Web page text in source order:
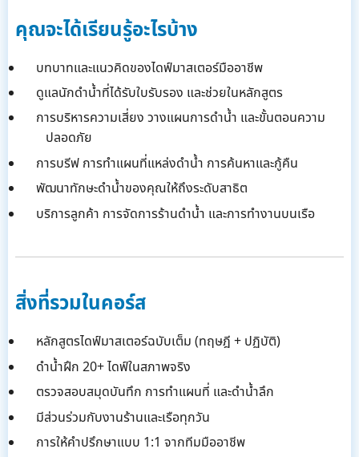
คุณจะได้เรียนรู้อะไรบ้าง
บทบาทและแนวคิดของไดฟ์มาสเตอร์มืออาชีพ
ดูแลนักดำน้ำที่ได้รับใบรับรอง และช่วยในหลักสูตร
การบริหารความเสี่ยง วางแผนการดำน้ำ และขั้นตอนความ
ปลอดภัย
การบรีฟ การทำแผนที่แหล่งดำน้ำ การค้นหาและกู้คืน
พัฒนาทักษะดำน้ำของคุณให้ถึงระดับสาธิต
บริการลูกค้า การจัดการร้านดำน้ำ และการทำงานบนเรือ
สิ่งที่รวมในคอร์ส
หลักสูตรไดฟ์มาสเตอร์ฉบับเต็ม (ทฤษฎี + ปฏิบัติ)
ดำน้ำฝึก 20+ ไดฟ์ในสภาพจริง
ตรวจสอบสมุดบันทึก การทำแผนที่ และดำน้ำลึก
มีส่วนร่วมกับงานร้านและเรือทุกวัน
การให้คำปรึกษาแบบ 1:1 จากทีมมืออาชีพ